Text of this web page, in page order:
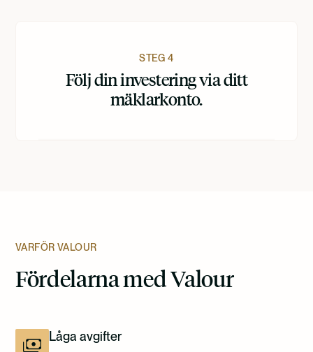
STEG 4
Följ din investering via ditt
mäklarkonto.
VARFÖR VALOUR
Fördelarna med Valour
Låga avgifter